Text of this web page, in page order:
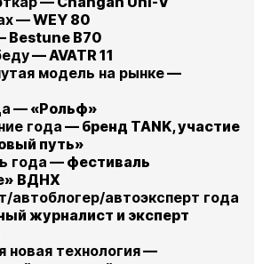
— WEY 80
Bestune B70
— AVATR 11
модель на рынке—
— «Рольф»
года — бренд TANK, участие
путь»
года — фестиваль
ВДНХ
автоблогер/автоэксперт года
журналист и эксперт
новая технология—